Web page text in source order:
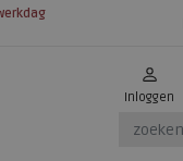
Inloggen